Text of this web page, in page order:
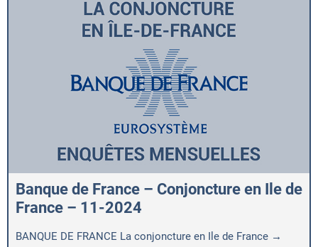
Banque de France – Conjoncture en Ile de
France – 11-2024
BANQUE DE FRANCE La conjoncture en Ile de France →